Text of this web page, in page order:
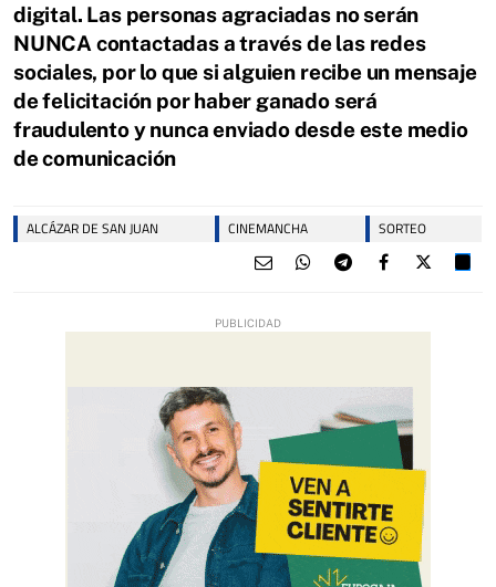
digital. Las personas agraciadas no serán
NUNCA contactadas a través de las redes
sociales, por lo que si alguien recibe un mensaje
de felicitación por haber ganado será
fraudulento y nunca enviado desde este medio
de comunicación
ALCÁZAR DE SAN JUAN CINEMANCHA SORTEO